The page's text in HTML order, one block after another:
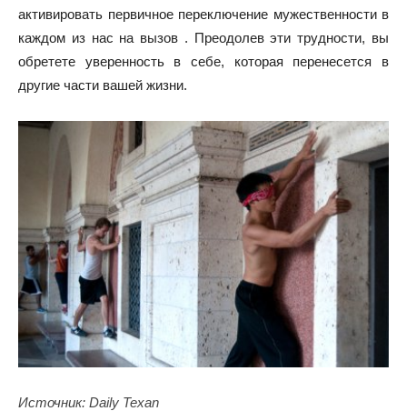
активировать первичное переключение мужественности в
каждом из нас на вызов . Преодолев эти трудности, вы
обретете уверенность в себе, которая перенесется в
другие части вашей жизни.
Источник: Daily Texan